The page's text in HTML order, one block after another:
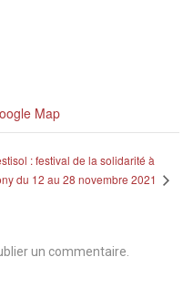
Map
: festival de la solidarité à
du 12 au 28 novembre 2021
un commentaire.